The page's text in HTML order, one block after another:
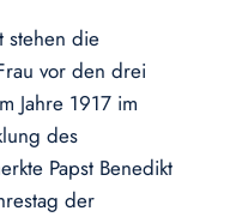
stehen die
vor den drei
Jahre 1917 im
des
Papst Benedikt
der